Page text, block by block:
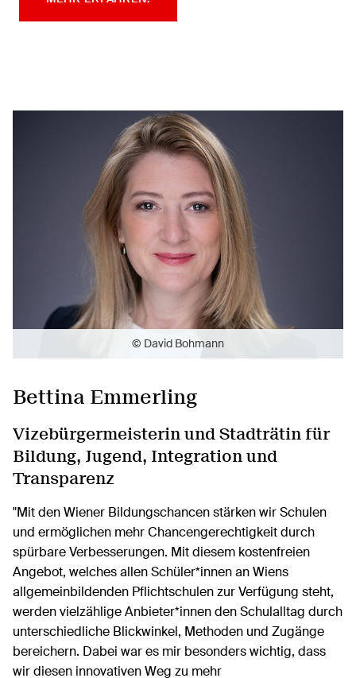
© David Bohmann
Bettina Emmerling
Vizebürgermeisterin und Stadträtin für
Bildung, Jugend, Integration und
Transparenz
"Mit den Wiener Bildungschancen stärken wir Schulen
und ermöglichen mehr Chancengerechtigkeit durch
spürbare Verbesserungen. Mit diesem kostenfreien
Angebot, welches allen Schüler*innen an Wiens
allgemeinbildenden Pflichtschulen zur Verfügung steht,
werden vielzählige Anbieter*innen den Schulalltag durch
unterschiedliche Blickwinkel, Methoden und Zugänge
bereichern. Dabei war es mir besonders wichtig, dass
wir diesen innovativen Weg zu mehr